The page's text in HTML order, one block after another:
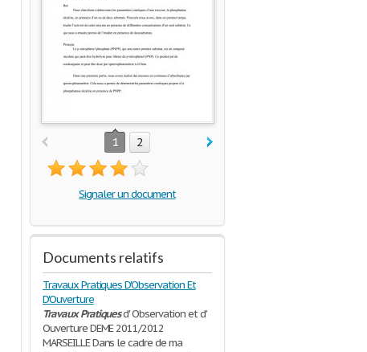
1 2
Signaler un document
Documents relatifs
Travaux Pratiques D'Observation Et
D'Ouverture
Travaux Pratiquesd' Observation et d'
Ouverture DEME 2011/2012
MARSEILLE Dans le cadre de ma